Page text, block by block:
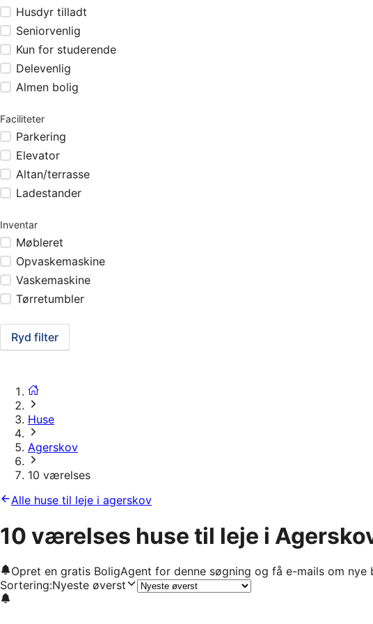
Husdyr tilladt
Seniorvenlig
Kun for studerende
Delevenlig
Almen bolig
Faciliteter
Parkering
Elevator
Altan/terrasse
Ladestander
Inventar
Møbleret
Opvaskemaskine
Vaskemaskine
Tørretumbler
Ryd filter
Huse
Agerskov
10 værelses
Alle huse til leje i agerskov
10 værelses huse til leje i
Opret en gratis BoligAgent for denne søgning og få e-mails om nye
Sortering:Nyeste øverst